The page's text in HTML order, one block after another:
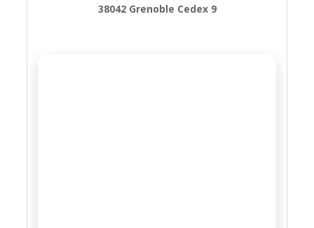
38042 Grenoble Cedex 9